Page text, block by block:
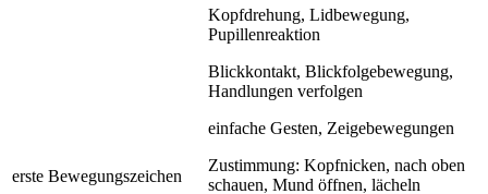
erste Bewegungszeichen
Kopfdrehung, Lidbewegung,
Pupillenreaktion
Blickkontakt, Blickfolgebewegung,
Handlungen verfolgen
einfache Gesten, Zeigebewegungen
Zustimmung: Kopfnicken, nach oben
schauen, Mund öffnen, lächeln